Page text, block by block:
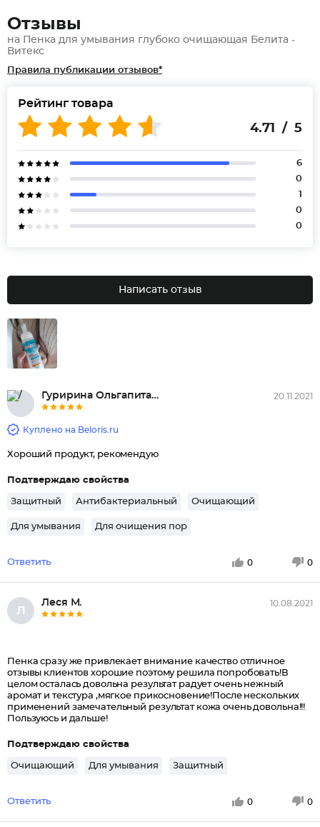
Отзывы
на Пенка для умывания глубоко очищающая Белита -
Витекс
Правила публикации отзывов*
Рейтинг товара
4.71 / 5
6
0
1
0
0
Написать отзыв
Гуририна Ольгапитает, увлажняе... 20.11.2021
Куплено на Beloris.ru
Хороший продукт, рекомендую
Подтверждаю свойства
Защитный Антибактериальный Очищающий
Для умывания Для очищения пор
Ответить 0 0
Л
Леся М. 10.08.2021
Пенка сразу же привлекает внимание качество отличное
отзывы клиентов хорошие поэтому решила попробовать!В
целом осталась довольна результат радует очень нежный
аромат и текстура ,мягкое прикосновение!После нескольких
применений замечательный результат кожа очень довольна!!!
Пользуюсь и дальше!
Подтверждаю свойства
Очищающий Для умывания Защитный
Ответить 0 0